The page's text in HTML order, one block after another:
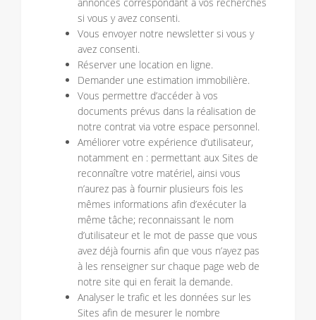
si vous y avez consenti.
Vous envoyer notre newsletter si vous y
avez consenti.
Réserver une location en ligne.
Demander une estimation immobilière.
Vous permettre d’accéder à vos
documents prévus dans la réalisation de
notre contrat via votre espace personnel.
Améliorer votre expérience d’utilisateur,
notamment en : permettant aux Sites de
reconnaître votre matériel, ainsi vous
n’aurez pas à fournir plusieurs fois les
mêmes informations afin d’exécuter la
même tâche; reconnaissant le nom
d’utilisateur et le mot de passe que vous
avez déjà fournis afin que vous n’ayez pas
à les renseigner sur chaque page web de
notre site qui en ferait la demande.
Analyser le trafic et les données sur les
Sites afin de mesurer le nombre